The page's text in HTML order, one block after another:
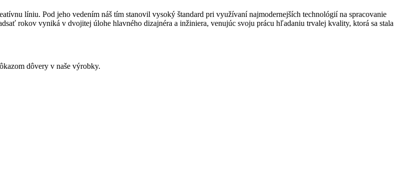
líniu. Pod jeho vedením náš tím stanovil vysoký štandard pri využívaní najmodernejších technológií na spracovanie
rokov vyniká v dvojitej úlohe hlavného dizajnéra a inžiniera, venujúc svoju prácu hľadaniu trvalej kvality, ktorá sa stala
dôvery v naše výrobky.